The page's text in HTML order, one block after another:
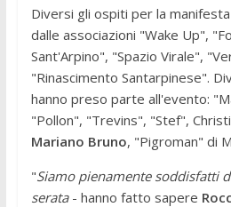
Diversi gli ospiti per la
dalle associazioni "Wake Up",
Sant'Arpino", "Spazio Virale",
"Rinascimento Santarpinese".
hanno preso parte all'evento:
"Pollon", "Trevins", "Stef",
Mariano Bruno, "Pigroman" di
"Siamo pienamente soddisfatti
serata- hanno fatto sapere